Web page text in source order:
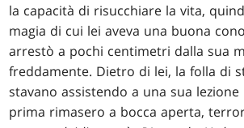
la capacità di risucchiare la vita,
magia di cui lei aveva una buona
arrestò a pochi centimetri dalla sua
freddamente. Dietro di lei, la folla di
stavano assistendo a una sua
prima rimasero a bocca aperta,